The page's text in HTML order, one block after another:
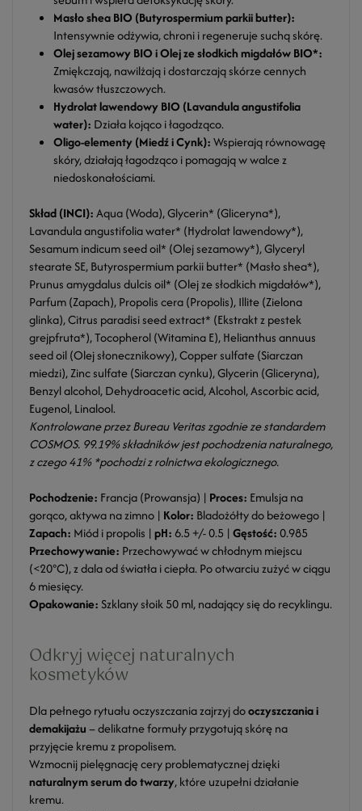
Masło shea BIO (Butyrospermium parkii butter):
Intensywnie odżywia, chroni i regeneruje suchą skórę.
Olej sezamowy BIO i Olej ze słodkich migdałów BIO*:
Zmiękczają, nawilżają i dostarczają skórze cennych
kwasów tłuszczowych.
Hydrolat lawendowy BIO (Lavandula angustifolia
water): Działa kojąco i łagodząco.
Oligo-elementy (Miedź i Cynk):Wspierają równowagę
skóry, działają łagodząco i pomagają w walce z
niedoskonałościami.
Skład (INCI):Aqua (Woda), Glycerin* (Gliceryna*),
Lavandula angustifolia water* (Hydrolat lawendowy*),
Sesamum indicum seed oil* (Olej sezamowy*), Glyceryl
stearate SE, Butyrospermium parkii butter* (Masło shea*),
Prunus amygdalus dulcis oil* (Olej ze słodkich migdałów*),
Parfum (Zapach), Propolis cera (Propolis), Illite (Zielona
glinka), Citrus paradisi seed extract* (Ekstrakt z pestek
grejpfruta*), Tocopherol (Witamina E), Helianthus annuus
seed oil (Olej słonecznikowy), Copper sulfate (Siarczan
miedzi), Zinc sulfate (Siarczan cynku), Glycerin (Gliceryna),
Benzyl alcohol, Dehydroacetic acid, Alcohol, Ascorbic acid,
Eugenol, Linalool.
Kontrolowane przez Bureau Veritas zgodnie ze standardem
COSMOS. 99.19% składników jest pochodzenia naturalnego,
z czego 41% *pochodzi z rolnictwa ekologicznego.
Pochodzenie: Francja (Prowansja) | Proces: Emulsja na
gorąco, aktywa na zimno | Kolor: Bladożółty do beżowego |
Zapach: Miód i propolis |pH:6.5 +/- 0.5 |Gęstość:0.985
Przechowywanie: Przechowywać w chłodnym miejscu
(<20°C), z dala od światła i ciepła. Po otwarciu zużyć w ciągu
6 miesięcy.
Opakowanie: Szklany słoik 50 ml, nadający się do recyklingu.
Odkryj więcej naturalnych
kosmetyków
Dla pełnego rytuału oczyszczania zajrzyj dooczyszczania i
demakijażu– delikatne formuły przygotują skórę na
przyjęcie kremu z propolisem.
Wzmocnij pielęgnację cery problematycznej dzięki
naturalnym serum do twarzy, które uzupełni działanie
kremu.